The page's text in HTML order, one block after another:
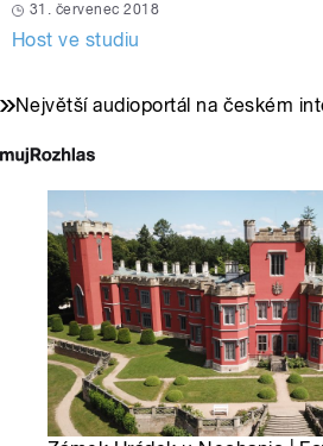
31. červenec 2018
Host ve studiu
Největší audioportál na českém